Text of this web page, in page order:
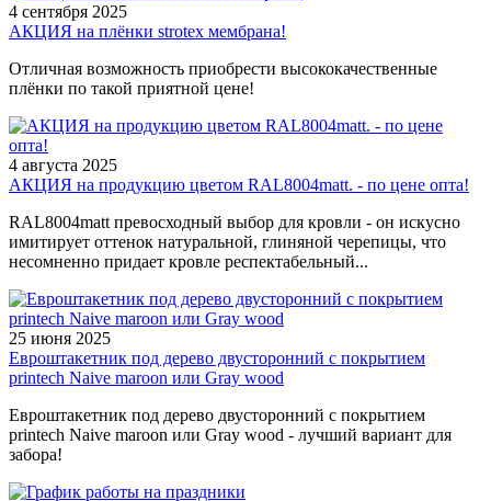
4 сентября 2025
АКЦИЯ на плёнки strotex мембрана!
Отличная возможность приобрести высококачественные
плёнки по такой приятной цене!
4 августа 2025
АКЦИЯ на продукцию цветом RAL8004matt. - по цене опта!
RAL8004matt превосходный выбор для кровли - он искусно
имитирует оттенок натуральной, глиняной черепицы, что
несомненно придает кровле респектабельный...
25 июня 2025
Евроштакетник под дерево двусторонний с покрытием
printech Naive maroon или Gray wood
Евроштакетник под дерево двусторонний с покрытием
printech Naive maroon или Gray wood - лучший вариант для
забора!